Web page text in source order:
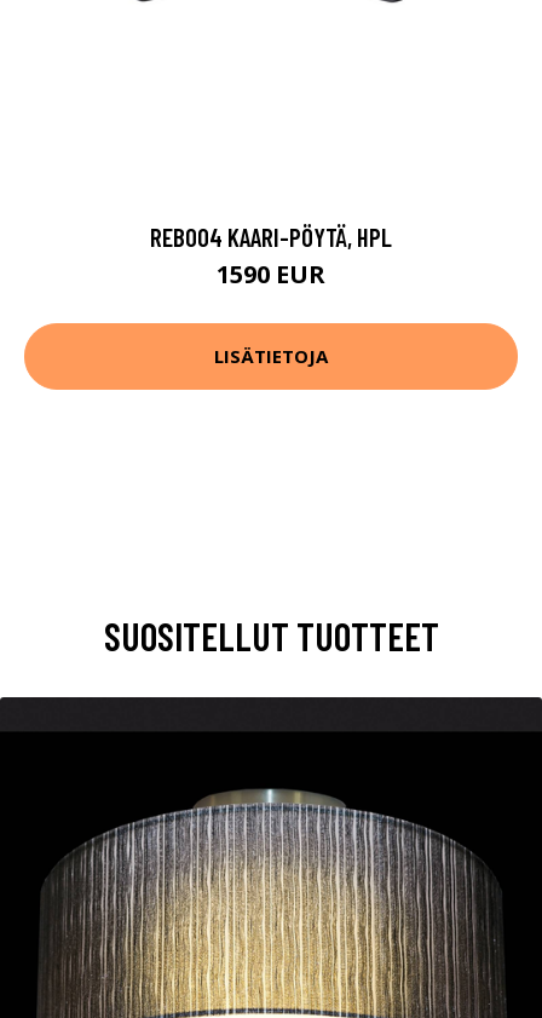
REB004 KAARI-PÖYTÄ, HPL
1590 EUR
LISÄTIETOJA
SUOSITELLUT TUOTTEET